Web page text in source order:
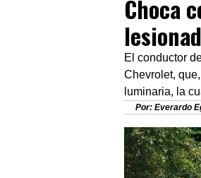
Choca
El conductor
Chevrolet,
luminaria, la
Por: Everardo